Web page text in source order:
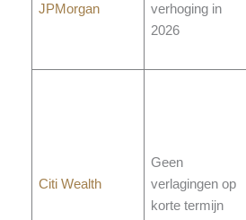
JPMorgan
verhoging in
2026
Citi Wealth
Geen
verlagingen op
korte termijn